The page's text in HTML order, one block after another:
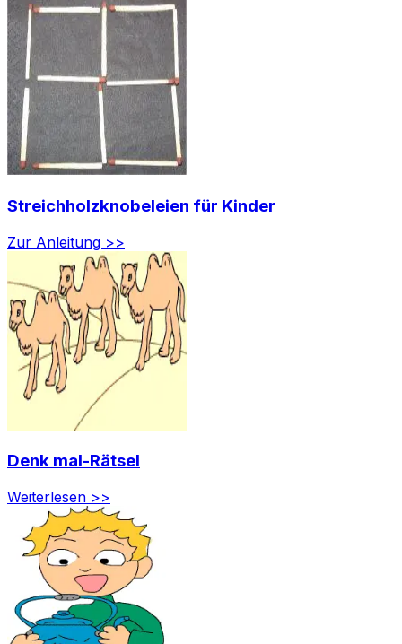
Streichholzknobeleien für Kinder
Zur Anleitung >>
Denk mal-Rätsel
Weiterlesen >>